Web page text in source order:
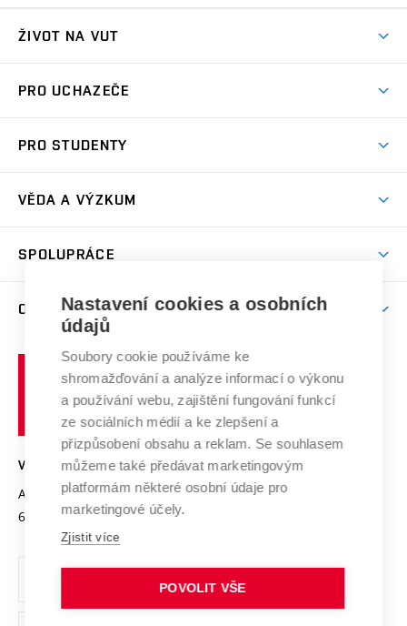
ŽIVOT NA VUT
Koleje
Sport na VUT
PRO UCHAZEČE
Dny otevřených dveří
Celoživotní vzdělávání
E-přihláška
PRO STUDENTY
Harmonogram akademického roku
Závěrečné práce
Doktorské studium
Zpracování osobních údajů studentů
Sociální bezpečí
Studium bez bariér
Podpora podnikání
VĚDA A VÝZKUM
Mezinárodní vědecká rada
Systém zajišťování kvality výzkumu
Výzkumné infrastruktury
Transfer znalostí
Open Science
Projekty
Projekty ze strukturálních fondů
Specifický výzkum
SPOLUPRÁCE
Zahraniční spolupráce
Spolupráce se školami
Služby univerzity
Mezinárodní dohody
Univerzitní sítě
O UNIVERZITĚ
Profil univerzity
Udržitelná univerzita
Podnikavá univerzita / ContriBUTe
Bezpečná univerzita
Vyznamenání
Organizační struktura
Ochrana osobních údajů
učení
technické
VYSOKÉ UČENÍ TECHNICKÉ V BRNĚ
Antonínská 548/1
602 00 Brno
www.vut.cz
vut@vutbr.cz
Nastavení cookies a osobních
údajů
Soubory cookie používáme ke
shromažďování a analýze informací o výkonu
a používání webu, zajištění fungování funkcí
ze sociálních médií a ke zlepšení a
přizpůsobení obsahu a reklam. Se souhlasem
můžeme také předávat marketingovým
platformám některé osobní údaje pro
marketingové účely.
Zjistit více
POVOLIT VŠE